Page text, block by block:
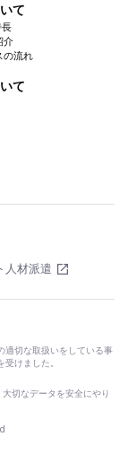
て
長
介
の流れ
て
人材派遣
適切な取扱いをしている事
けました。
切なデータを安全にやり